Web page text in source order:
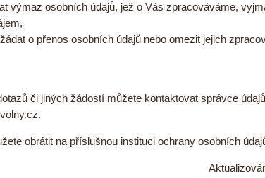
výmaz osobních údajů, jež o Vás zpracováváme,
o přenos osobních údajů nebo omezit jejich
či jiných žádostí můžete kontaktovat správce
.
obrátit na příslušnou instituci ochrany osobních